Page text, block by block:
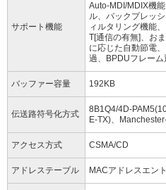
サポート機能
Auto-MDI/MDIX機
ル、バックプレッ
ィルタリング機能
T[通信の有無]、お
に応じた自動節電
過、BPDUフレーム
バッファー容量 192KB
伝送路符号化方式
8B1Q4/4D-
E-TX)、
アクセス方式 CSMA/CD
アドレステーブル MACアドレスエン